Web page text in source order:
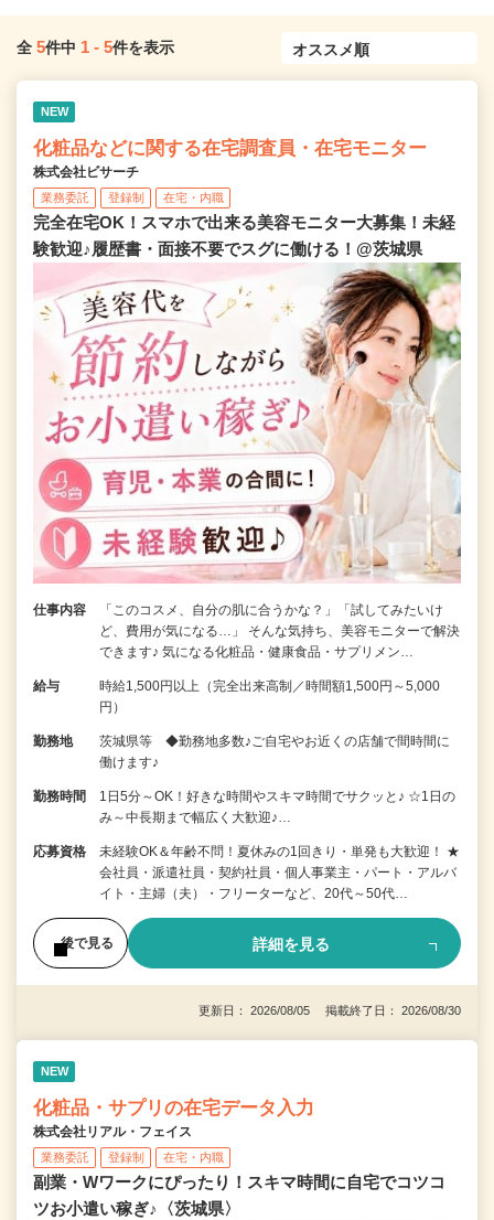
全 5件中 1 - 5件を表示
NEW
化粧品などに関する在宅調査員・在宅モニター
株式会社ビサーチ
業務委託 登録制 在宅・内職
完全在宅OK！スマホで出来る美容モニター大募集！未経
験歓迎♪履歴書・面接不要でスグに働ける！@茨城県
仕事内容
「このコスメ、自分の肌に合うかな？」「試してみたいけ
ど、費用が気になる…」 そんな気持ち、美容モニターで解決
できます♪ 気になる化粧品・健康食品・サプリメン…
給与
時給1,500円以上（完全出来高制／時間額1,500円～5,000
円）
勤務地
茨城県等 ◆勤務地多数♪ご自宅やお近くの店舗で間時間に
働けます♪
勤務時間
1日5分～OK！好きな時間やスキマ時間でサクッと♪ ☆1日の
み～中長期まで幅広く大歓迎♪…
応募資格
未経験OK＆年齢不問！夏休みの1回きり・単発も大歓迎！ ★
会社員・派遣社員・契約社員・個人事業主・パート・アルバ
イト・主婦（夫）・フリーターなど、20代～50代…
後で見る 詳細を見る
更新日： 2026/08/05 掲載終了日： 2026/08/30
NEW
化粧品・サプリの在宅データ入力
株式会社リアル・フェイス
業務委託 登録制 在宅・内職
副業・Wワークにぴったり！スキマ時間に自宅でコツコ
ツお小遣い稼ぎ♪〈茨城県〉